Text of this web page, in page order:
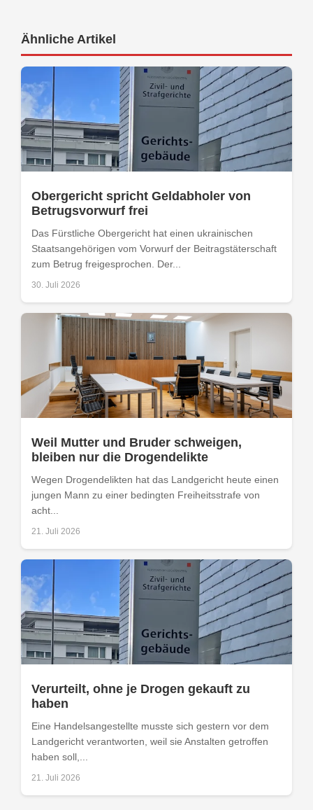
Ähnliche Artikel
Obergericht spricht Geldabholer von
Betrugsvorwurf frei
Das Fürstliche Obergericht hat einen ukrainischen
Staatsangehörigen vom Vorwurf der Beitragstäterschaft
zum Betrug freigesprochen. Der...
30. Juli 2026
Weil Mutter und Bruder schweigen,
bleiben nur die Drogendelikte
Wegen Drogendelikten hat das Landgericht heute einen
jungen Mann zu einer bedingten Freiheitsstrafe von
acht...
21. Juli 2026
Verurteilt, ohne je Drogen gekauft zu
haben
Eine Handelsangestellte musste sich gestern vor dem
Landgericht verantworten, weil sie Anstalten getroffen
haben soll,...
21. Juli 2026